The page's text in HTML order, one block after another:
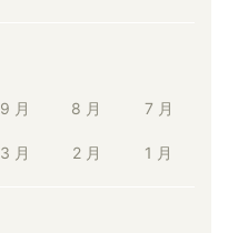
9 月 8 月 7 月
3 月 2 月 1 月